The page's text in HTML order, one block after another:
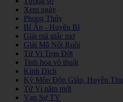
Xem ngày
Phong Thủy
Bí Ẩn - Huyền Bí
Giải mã giấc mơ
Giải Mã Nốt Ruồi
Tử Vi Trọn Đời
Tinh hoa võ thuật
Kinh Dịch
Kỳ Môn Độn Giáp, Huyền
Tử Vi năm mới
Vạn Sự TV